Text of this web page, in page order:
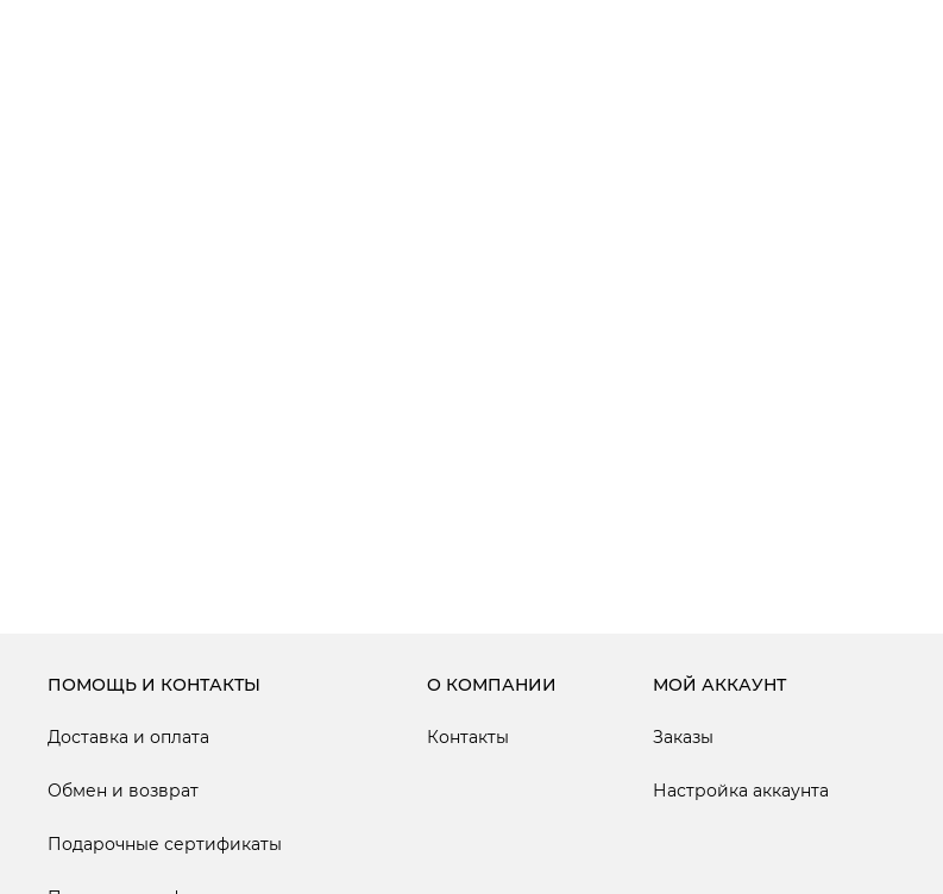
ПОМОЩЬ И КОНТАКТЫ
Доставка и оплата
Обмен и возврат
Подарочные сертификаты
О КОМПАНИИ
Контакты
МОЙ АККАУНТ
Заказы
Настройка аккаунта